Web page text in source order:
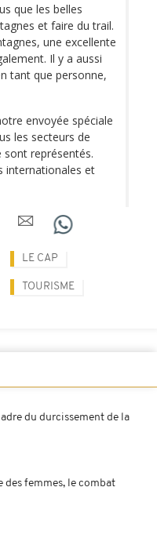
que les belles
et faire du trail.
une excellente
Il y a aussi
tant que personne,
envoyée spéciale
les secteurs de
sont représentés.
internationales et
LE CAP
TOURISME
du durcissement de la
des femmes, le combat